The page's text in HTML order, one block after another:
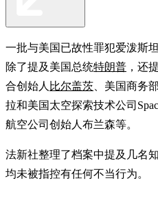
一批与美国已故性罪犯爱泼斯
除了提及美国总统特朗普 ，还
合创始人 比尔盖茨 、美国商务
拉和美国太空探索技术公司
航空公司创始人布兰森等。
法新社整理了档案中提及几名
均未被指控有任何不当行为。